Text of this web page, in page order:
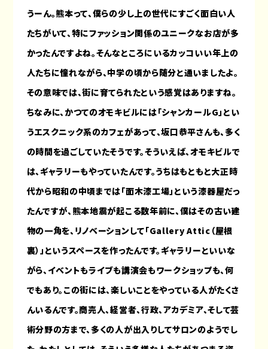
うーん。熊本って、僕らの少し上の世代にすごく面白い人
たちがいて、特にファッション関係のユニークなお店が多
かったんですよね。そんなところにいるカッコいい年上の
人たちに憧れながら、中学の頃から随分と通いましたよ。
その意味では、街に育てられたという感覚はありますね。
ちなみに、かつてのオモキビルには「シャンカールG」とい
うエスクニック系のカフェがあって、坂口恭平さんも、多く
の時間を過ごしていたそうです。そういえば、オモキビルで
は、ギャラリーもやっていたんです。うちはもともと大正時
代から昭和の中頃までは「面木漆工場」という漆器屋だっ
たんですが、熊本地震が起こる数年前に、僕はその古い建
物の一角を、リノベーションして「Gallery Attic（屋根
裏）」というスペースを作ったんです。ギャラリーといいな
がら、イベントもライブも講演会もワークショップも、何
でもあり。この街には、楽しいことをやっている人がたくさ
んいるんです。商売人、経営者、行政、アカデミア、そして芸
術分野の方まで、多くの人が出入りしてサロンのようでし